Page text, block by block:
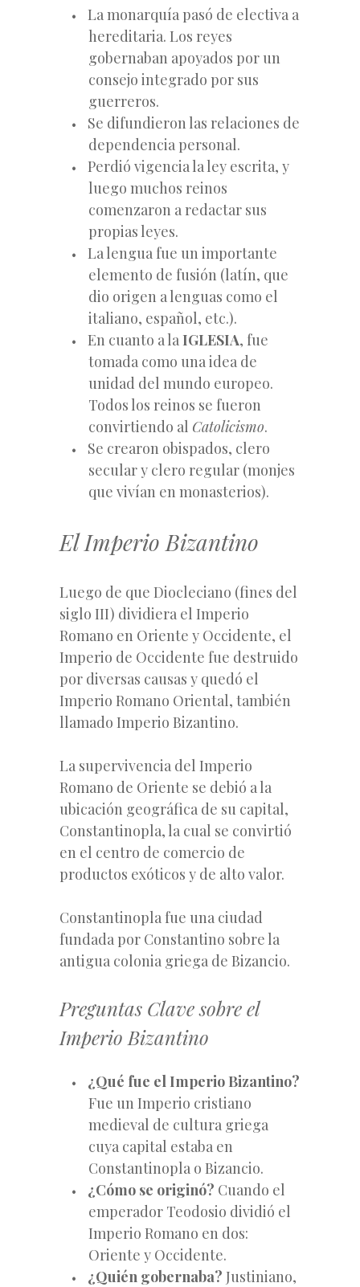
La monarquía pasó de electiva a
hereditaria. Los reyes
gobernaban apoyados por un
consejo integrado por sus
guerreros.
Se difundieron las relaciones de
dependencia personal.
Perdió vigencia la ley escrita, y
luego muchos reinos
comenzaron a redactar sus
propias leyes.
La lengua fue un importante
elemento de fusión (latín, que
dio origen a lenguas como el
italiano, español, etc.).
En cuanto a la IGLESIA, fue
tomada como una idea de
unidad del mundo europeo.
Todos los reinos se fueron
convirtiendo al Catolicismo.
Se crearon obispados, clero
secular y clero regular (monjes
que vivían en monasterios).
El Imperio Bizantino
Luego de que Diocleciano (fines del
siglo III) dividiera el Imperio
Romano en Oriente y Occidente, el
Imperio de Occidente fue destruido
por diversas causas y quedó el
Imperio Romano Oriental, también
llamado Imperio Bizantino.
La supervivencia del Imperio
Romano de Oriente se debió a la
ubicación geográfica de su capital,
Constantinopla, la cual se convirtió
en el centro de comercio de
productos exóticos y de alto valor.
Constantinopla fue una ciudad
fundada por Constantino sobre la
antigua colonia griega de Bizancio.
Preguntas Clave sobre el
Imperio Bizantino
¿Qué fue el Imperio Bizantino?
Fue un Imperio cristiano
medieval de cultura griega
cuya capital estaba en
Constantinopla o Bizancio.
¿Cómo se originó? Cuando el
emperador Teodosio dividió el
Imperio Romano en dos:
Oriente y Occidente.
¿Quién gobernaba? Justiniano,